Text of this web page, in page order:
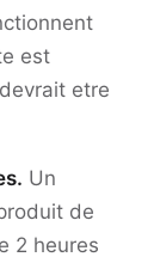
est
etre
Un
de
2 heures